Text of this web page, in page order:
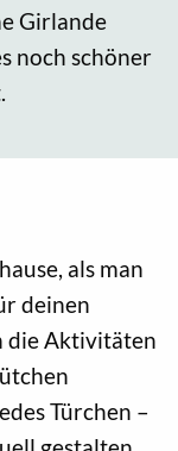
Girlande
noch schöner
als man
deinen
die Aktivitäten
Türchen –